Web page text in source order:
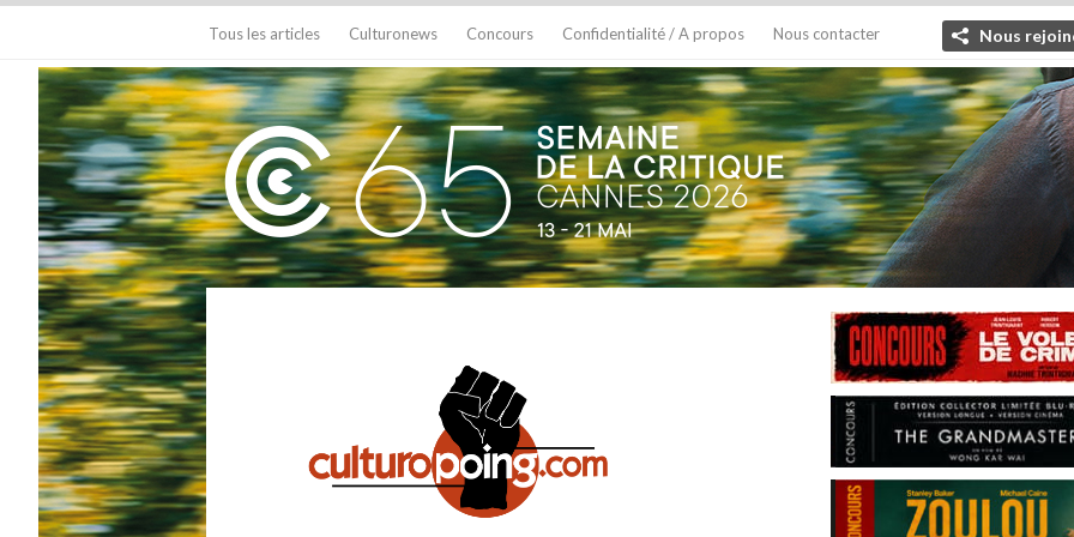
Tous les articles Culturonews Concours Confidentialité / A propos Nous contacter Nous